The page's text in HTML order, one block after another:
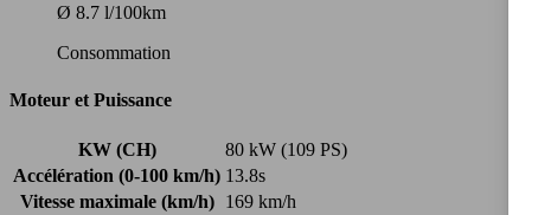
Ø 8.7 l/100km
Consommation
Moteur et Puissance
KW (CH)
80 kW (109 PS)
Accélération (0-100 km/h) 13.8s
Vitesse maximale (km/h)
169 km/h